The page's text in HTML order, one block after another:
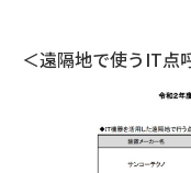
＜遠隔地で使うIT点